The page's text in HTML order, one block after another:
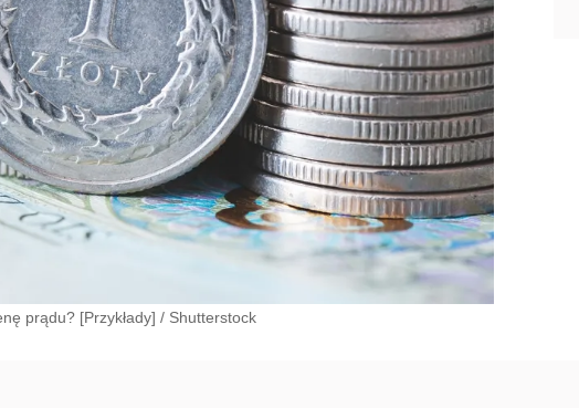
prądu? [Przykłady] / Shutterstock